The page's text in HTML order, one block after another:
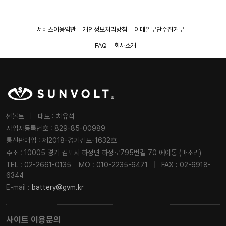
서비스이용약관 개인정보처리방침 이메일무단수집거부
FAQ 회사소개
썬볼트
대표 : 차유석
사업자등록번호 : 829-85-00989
통신판매업 : 제2018-경기김포-1632호
주소 : 10005 경기 김포시 하성면 하성로795번길 70 에이동 (마조리)
TEL : 02-2661-0135
MO : 010-2235-6471
FAX : 02-6918-
6344
E-mail : battery@gvm.kr
사이트 이용문의